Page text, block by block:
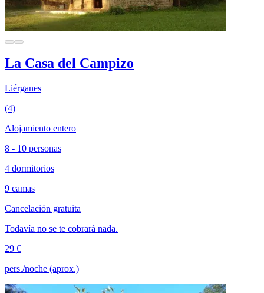
La Casa del Campizo
Liérganes
(4)
Alojamiento entero
8 - 10 personas
4 dormitorios
9 camas
Cancelación gratuita
Todavía no se te cobrará nada.
29 €
pers./noche (aprox.)